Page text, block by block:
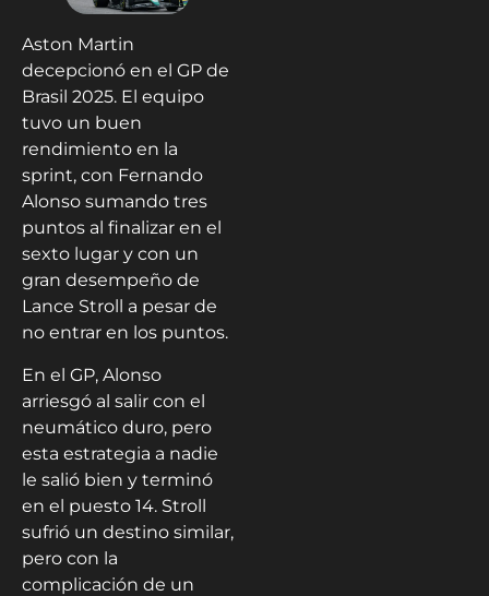
Aston Martin
decepcionó en el GP de
Brasil 2025. El equipo
tuvo un buen
rendimiento en la
sprint, con Fernando
Alonso sumando tres
puntos al finalizar en el
sexto lugar y con un
gran desempeño de
Lance Stroll a pesar de
no entrar en los puntos.
En el GP, Alonso
arriesgó al salir con el
neumático duro, pero
esta estrategia a nadie
le salió bien y terminó
en el puesto 14. Stroll
sufrió un destino similar,
pero con la
complicación de un